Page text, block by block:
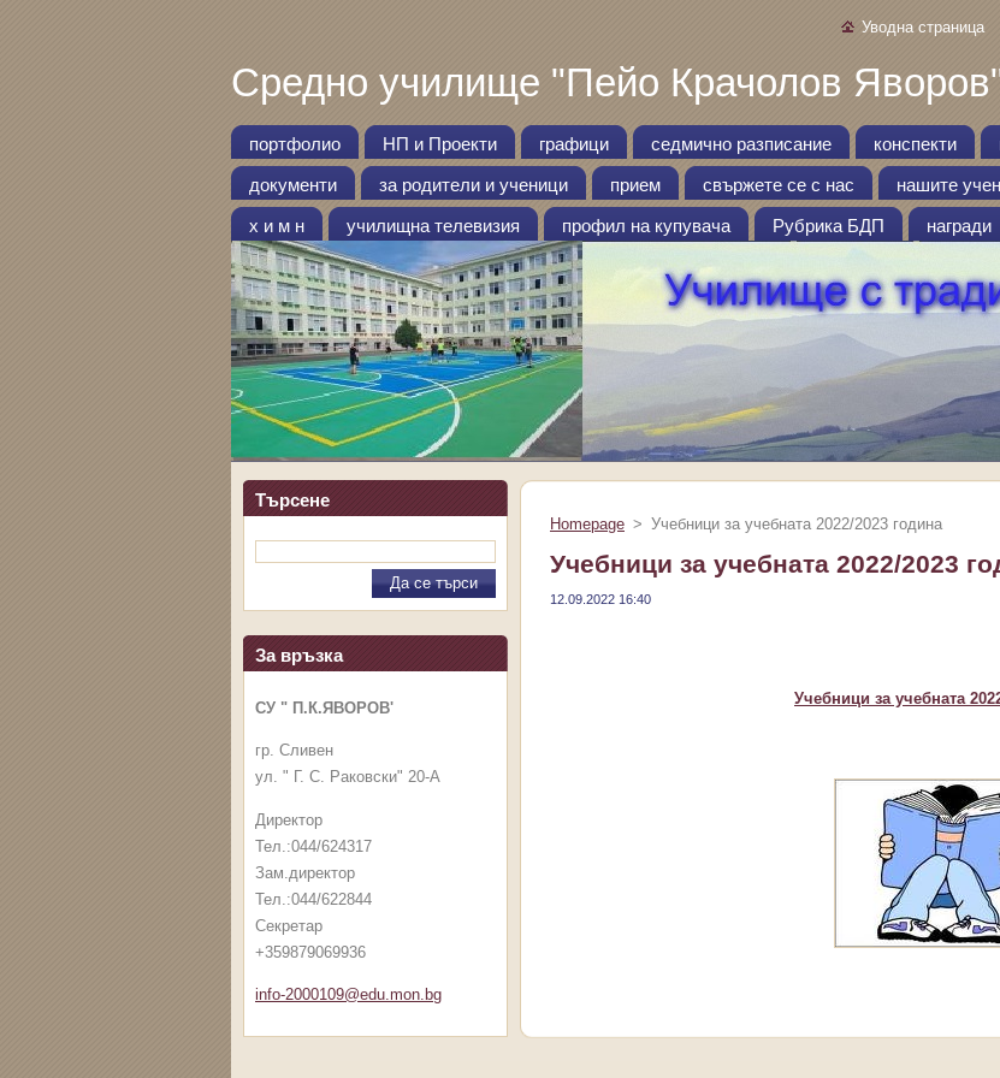
Уводна страница
Средно училище "Пейо Крачолов
портфолио НП и Проекти графици седмично разписание конспекти
документи за родители и ученици прием свържете се с нас нашите
х и м н училищна телевизия профил на купувача Рубрика БДП награди
Търсене
За връзка
СУ " П.К.ЯВОРОВ'
гр. Сливен
ул. " Г. С. Раковски" 20-А
Директор
Тел.:044/624317
Зам.директор
Тел.:044/622844
Секретар
+359879069936
info-2000109@edu.mon.bg
Homepage > Учебници за учебната 2022/2023 година
Учебници за учебната 2022/2023
12.09.2022 16:40
Учебници за учебната